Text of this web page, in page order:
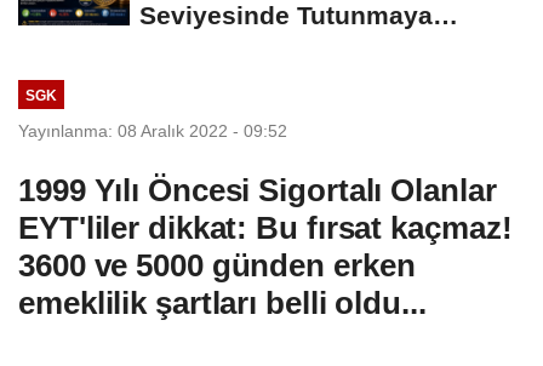
Seviyesinde Tutunmaya
SGK
Yayınlanma: 08 Aralık 2022 - 09:52
1999 Yılı Öncesi Sigortalı Olanlar
EYT'liler dikkat: Bu fırsat kaçmaz!
3600 ve 5000 günden erken
emeklilik şartları belli oldu...